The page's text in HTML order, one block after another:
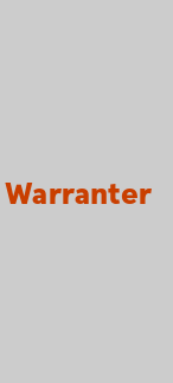
Warranter